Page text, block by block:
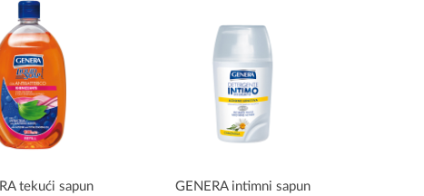
tekući sapun
GENERA intimni sapun